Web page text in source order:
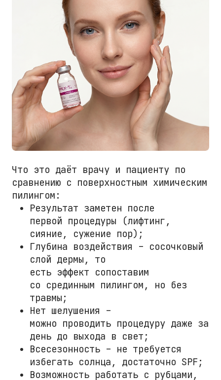
Что это даёт врачу и пациенту по
сравнению с поверхностным химическим
пилингом:
Результат заметен после
первой процедуры (лифтинг,
сияние, сужение пор);
Глубина воздействия – сосочковый
слой дермы, то
есть эффект сопоставим
со срединным пилингом, но без
травмы;
Нет шелушения –
можно проводить процедуру даже за
день до выхода в свет;
Всесезонность – не требуется
избегать солнца, достаточно SPF;
Возможность работать с рубцами,